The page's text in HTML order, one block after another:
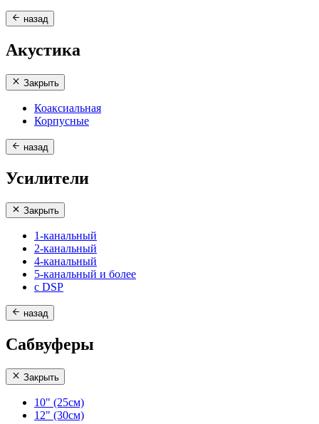
назад
Акустика
Закрыть
Коаксиальная
Корпусные
назад
Усилители
Закрыть
1-канальный
2-канальный
4-канальный
5-канальный и более
с DSP
назад
Сабвуферы
Закрыть
10" (25см)
12" (30см)